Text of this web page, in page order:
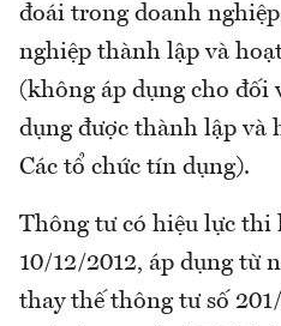
đoái trong doanh
nghiệp thành lập và
(không áp dụng cho đối
dụng được thành lập và
Các tổ chức tín dụng).
Thông tư có hiệu lực thi
10/12/2012, áp dụng từ
thay thế thông tư số